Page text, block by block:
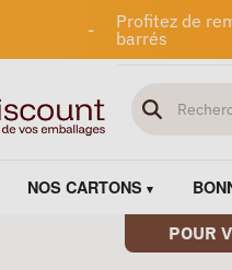
-
Profitez de
barrés
NOS CARTONS
POUR